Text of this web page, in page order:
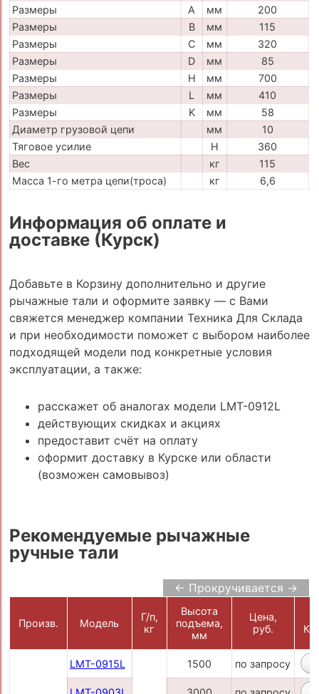
Размеры
A мм
200
Размеры
B мм
115
Размеры
C мм
320
Размеры
D мм
85
Размеры
H мм
700
Размеры
L мм
410
Размеры
K мм
58
Диаметр грузовой цепи
мм
10
Тяговое усилие
H
360
Вес
кг
115
Масса 1-го метра цепи(троса)
кг 6,6
Информация об оплате и
доставке (Курск)
Добавьте в Корзину дополнительно и другие
рычажные тали и оформите заявку — с Вами
свяжется менеджер компании Техника Для Склада
и при необходимости поможет с выбором наиболее
подходящей модели под конкретные условия
эксплуатации, а также:
расскажет об аналогах модели LMT-0912L
действующих скидках и акциях
предоставит счёт на оплату
оформит доставку в Курске или области
(возможен самовывоз)
Рекомендуемые рычажные
ручные тали
← Прокручивается →
Произв. Модель
Г/п,
кг
Высота
подъема,
мм
Цена,
руб.
LMT-0915L 1500 по запросу